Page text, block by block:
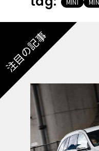
注目の記事